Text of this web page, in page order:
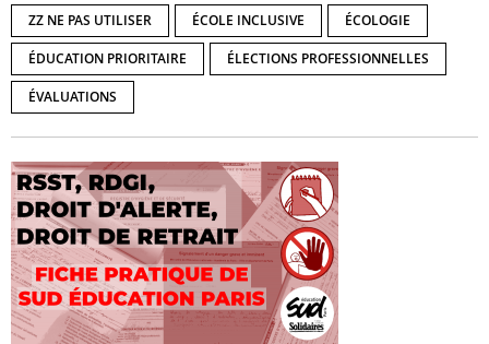
ZZ NE PAS UTILISER ÉCOLE INCLUSIVE ÉCOLOGIE
ÉDUCATION PRIORITAIRE ÉLECTIONS PROFESSIONNELLES
ÉVALUATIONS